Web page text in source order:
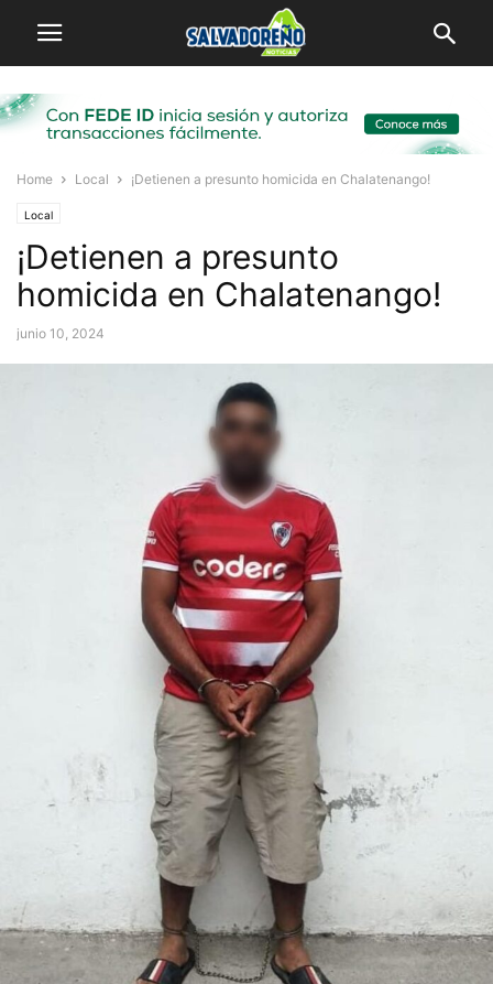
Home Local ¡Detienen a presunto homicida en Chalatenango!
Local
¡Detienen a presunto
homicida en Chalatenango!
junio 10, 2024